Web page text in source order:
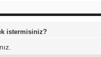
istermisiniz?